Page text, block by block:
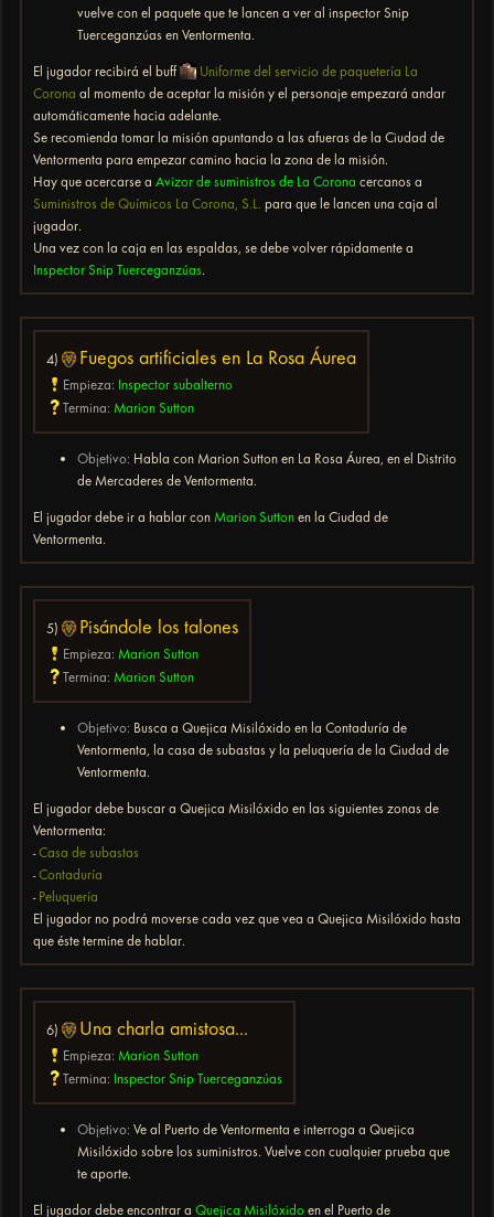
vuelve con el paquete que te lancen a ver al inspector Snip
Tuerceganzúas en Ventormenta.
El jugador recibirá el buff
Uniforme del servicio de paquetería La
Corona al momento de aceptar la misión y el personaje empezará andar
automáticamente hacia adelante.
Se recomienda tomar la misión apuntando a las afueras de la Ciudad de
Ventormenta para empezar camino hacia la zona de la misión.
Hay que acercarse a Avizor de suministros de La Corona cercanos a
Suministros de Químicos La Corona, S.L. para que le lancen una caja al
jugador.
Una vez con la caja en las espaldas, se debe volver rápidamente a
Inspector Snip Tuerceganzúas.
4) Fuegos artificiales en La Rosa Áurea
Empieza: Inspector subalterno
Termina: Marion Sutton
Objetivo: Habla con Marion Sutton en La Rosa Áurea, en el Distrito
de Mercaderes de Ventormenta.
El jugador debe ir a hablar con Marion Sutton en la Ciudad de
Ventormenta.
5) Pisándole los talones
Empieza: Marion Sutton
Termina: Marion Sutton
Objetivo: Busca a Quejica Misilóxido en la Contaduría de
Ventormenta, la casa de subastas y la peluquería de la Ciudad de
Ventormenta.
El jugador debe buscar a Quejica Misilóxido en las siguientes zonas de
Ventormenta:
-Casa de subastas
-Contaduría
- Peluquería
El jugador no podrá moverse cada vez que vea a Quejica Misilóxido hasta
que éste termine de hablar.
6) Una charla amistosa...
Empieza: Marion Sutton
Termina: Inspector Snip Tuerceganzúas
Objetivo: Ve al Puerto de Ventormenta e interroga a Quejica
Misilóxido sobre los suministros. Vuelve con cualquier prueba que
te aporte.
El jugador debe encontrar a Quejica Misilóxido en el Puerto de